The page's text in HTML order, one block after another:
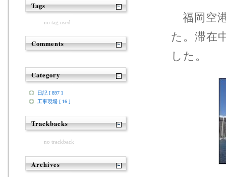
福岡空
た。滞在
した。
Tags
no tag used
Comments
Category
日記 [ 897 ]
工事現場 [ 16 ]
Trackbacks
no trackback
Archives